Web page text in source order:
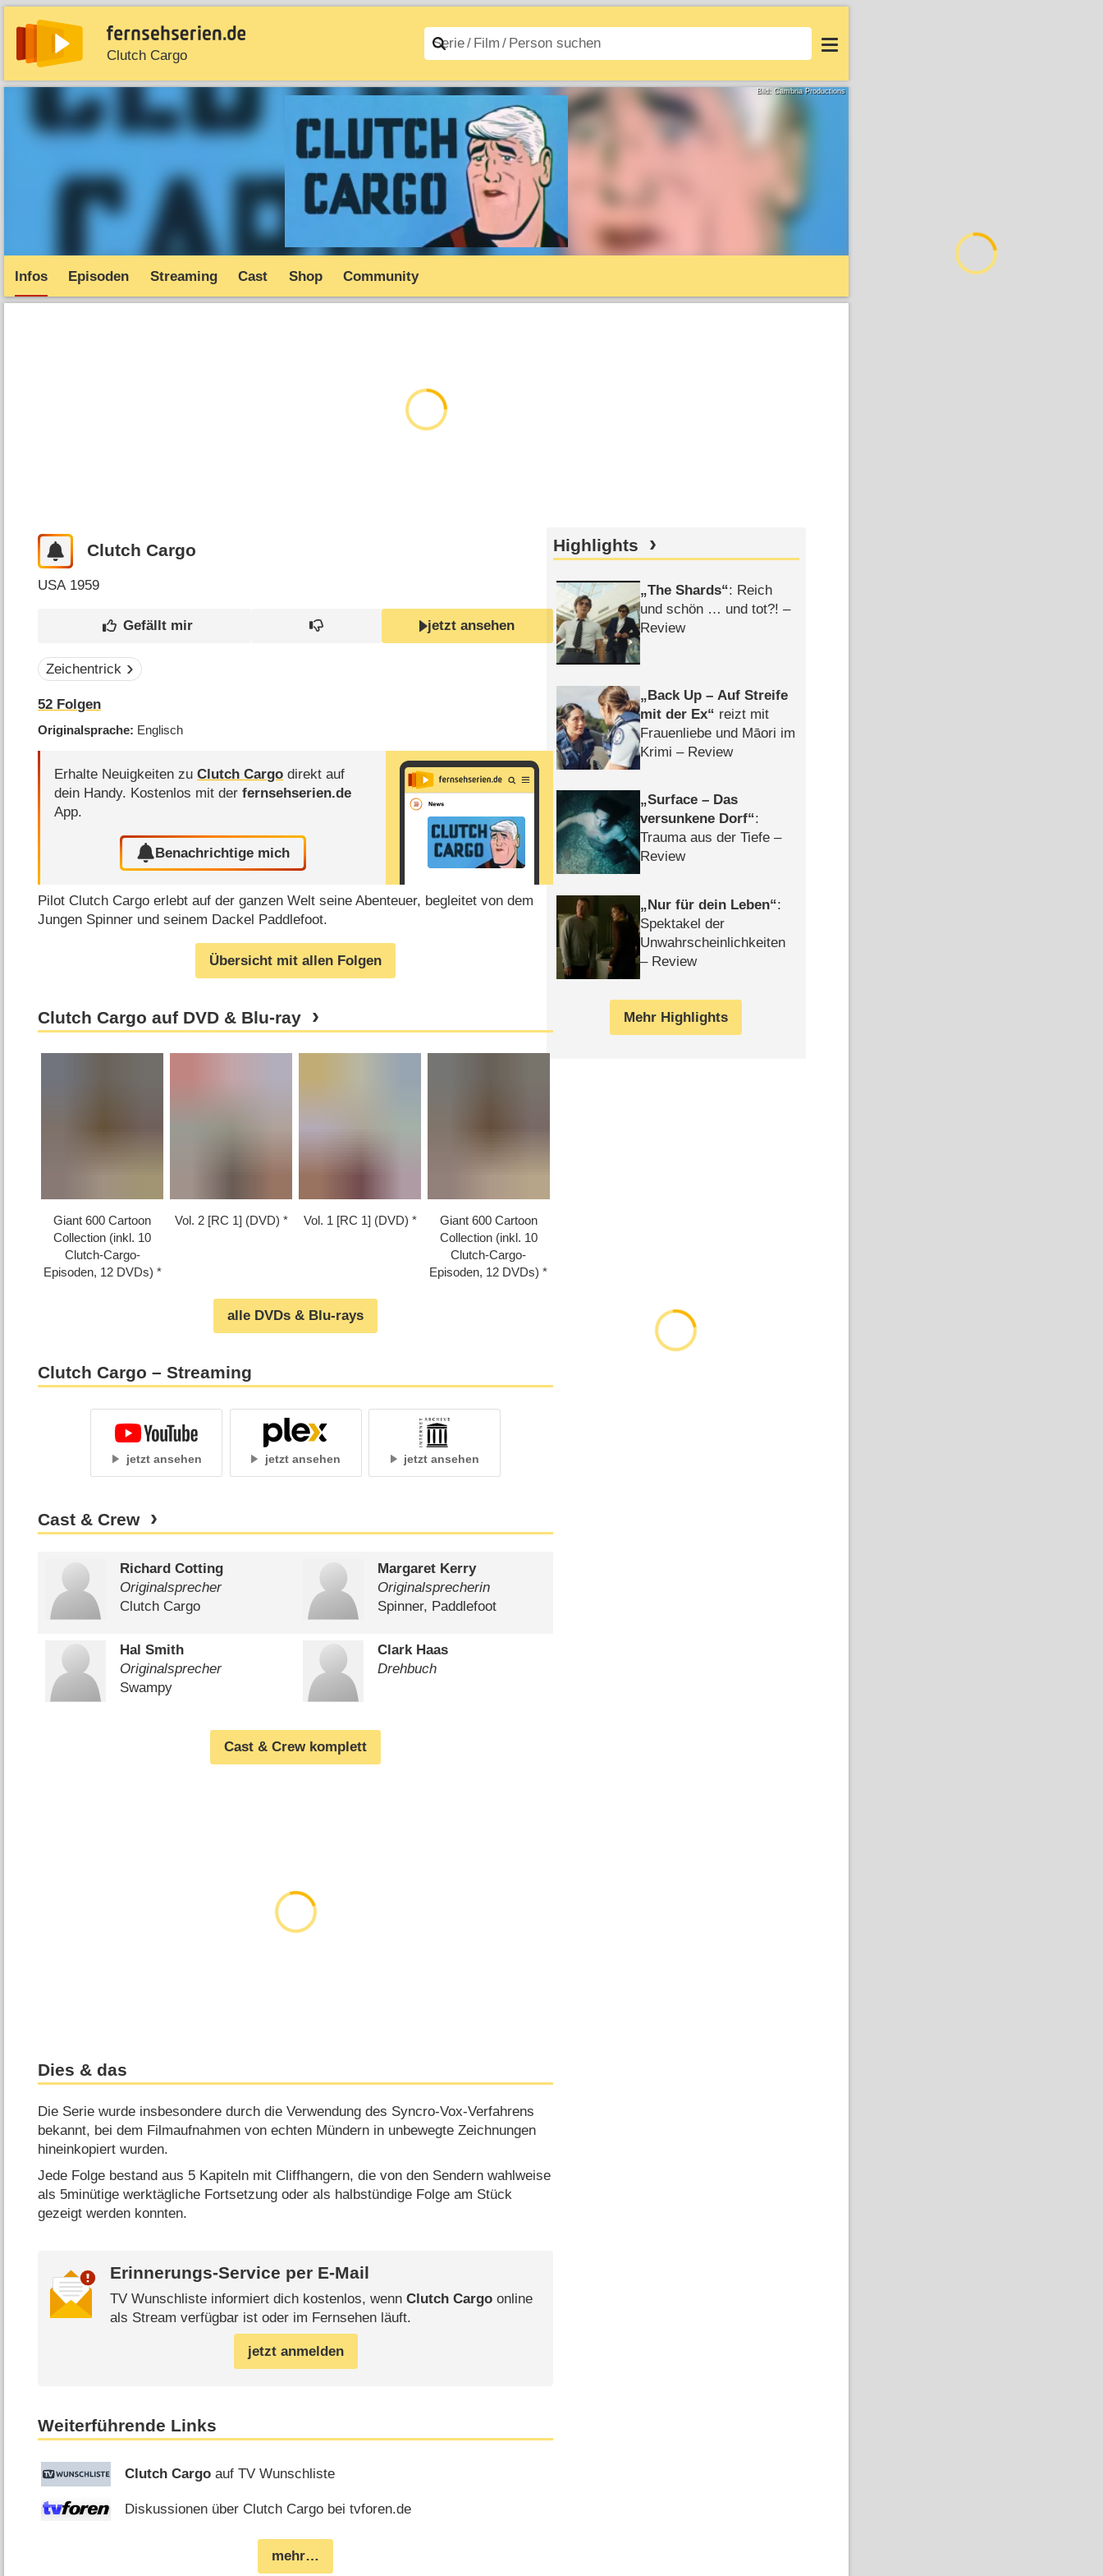
Clutch Cargo
News Entdecken Streaming Filme A–Z Login
Bild: Cambria Productions
Infos Episoden Streaming Cast Shop Community
Clutch Cargo
USA 1959
jetzt ansehen
Zeichentrick
52 Folgen
Originalsprache Englisch
Erhalte Neuigkeiten zuClutch Cargo direkt auf
dein Handy. Kostenlos mit derfernsehserien.de
App.
Benachrichtige mich
Pilot Clutch Cargo erlebt auf der ganzen Welt seine Abenteuer, begleitet von dem
Jungen Spinner und seinem Dackel Paddlefoot.
Übersicht mit allen Folgen
Clutch Cargo auf DVD & Blu-ray
Giant 600 Cartoon
Collection (inkl. 10
Clutch-Cargo-
Episoden, 12 DVDs)
Vol. 2 [RC 1] (DVD) Vol. 1 [RC 1] (DVD)
Giant 600 Cartoon
Collection (inkl. 10
Clutch-Cargo-
Episoden, 12 DVDs)
alle DVDs & Blu-rays
Clutch Cargo – Streaming
jetzt ansehen jetzt ansehen jetzt ansehen
Cast & Crew
Richard Cotting
Originalsprecher
Clutch Cargo
Margaret Kerry
Originalsprecherin
Spinner, Paddlefoot
Hal Smith
Originalsprecher
Swampy
Clark Haas
Drehbuch
Cast & Crew komplett
Dies & das
Die Serie wurde insbesondere durch die Verwendung des Syncro-Vox-Verfahrens
bekannt, bei dem Filmaufnahmen von echten Mündern in unbewegte Zeichnungen
hineinkopiert wurden.
Jede Folge bestand aus 5 Kapiteln mit Cliffhangern, die von den Sendern wahlweise
als 5minütige werktägliche Fortsetzung oder als halbstündige Folge am Stück
gezeigt werden konnten.
Erinnerungs-Service per E-Mail
TV Wunschliste informiert dich kostenlos, wenn Clutch Cargoonline
als Stream verfügbar ist oder im Fernsehen läuft.
jetzt anmelden
Weiterführende Links
Clutch Cargo auf TV Wunschliste
Diskussionen über Clutch Cargo bei tvforen.de
mehr…
Highlights
The Shards : Reich
und schön … und tot?! –
Review
Back Up – Auf Streife
mit der Ex
reizt mit
Frauenliebe und Māori im
Krimi – Review
Surface – Das
versunkene Dorf :
Trauma aus der Tiefe –
Review
Nur für dein Leben :
Spektakel der
Unwahrscheinlichkeiten
– Review
Mehr Highlights